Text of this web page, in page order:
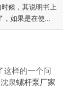
候，其说明书上
如果是在使...
样的一个问
泉螺杆泵厂家